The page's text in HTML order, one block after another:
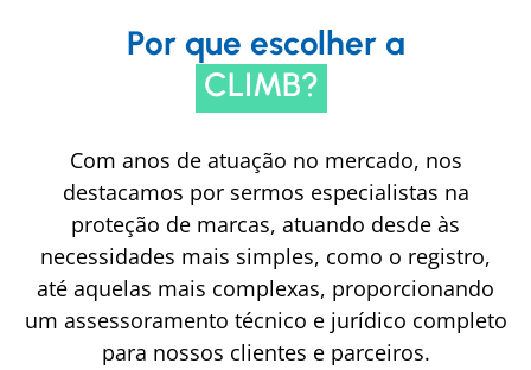
Por que escolher a
CLIMB?
Com anos de atuação no mercado, nos
destacamos por sermos especialistas na
proteção de marcas, atuando desde às
necessidades mais simples, como o registro,
até aquelas mais complexas, proporcionando
um assessoramento técnico e jurídico completo
para nossos clientes e parceiros.